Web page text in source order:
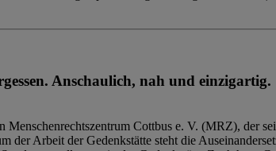
Anschaulich, nah und einzigartig.
Cottbus e. V. (MRZ), der
der Arbeit der Gedenkstätte steht die